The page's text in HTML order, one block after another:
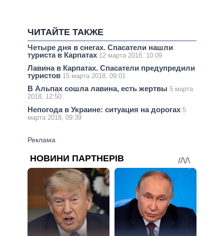
ЧИТАЙТЕ ТАКЖЕ
Четыре дня в снегах. Спасатели нашли
туриста в Карпатах 12 марта 2018, 10:09
Лавина в Карпатах. Спасатели предупредили
туристов 15 марта 2018, 09:01
В Альпах сошла лавина, есть жертвы 5 марта
2018, 12:50
Непогода в Украине: ситуация на дорогах 5
марта 2018, 09:39